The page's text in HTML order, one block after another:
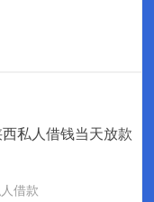
私人借钱当天放款
借款